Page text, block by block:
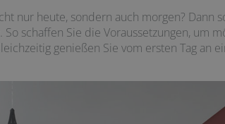
nur heute, sondern auch morgen? Dann
schaffen Sie die Voraussetzungen, um
genießen Sie vom ersten Tag an